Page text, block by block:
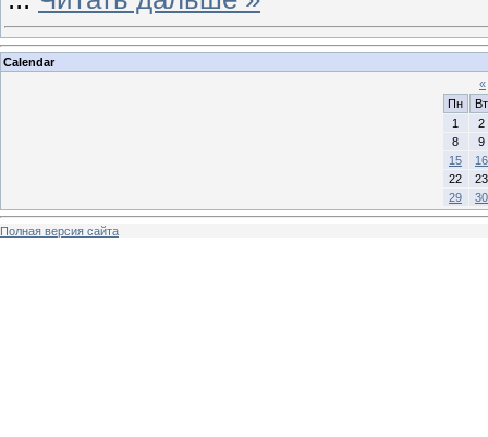
Calendar
«
Пн
Вт
1
2
8
9
15
16
22
23
29
30
Полная версия сайта